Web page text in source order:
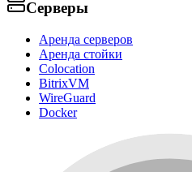
Серверы
Аренда серверов
Аренда стойки
Colocation
BitrixVM
WireGuard
Docker